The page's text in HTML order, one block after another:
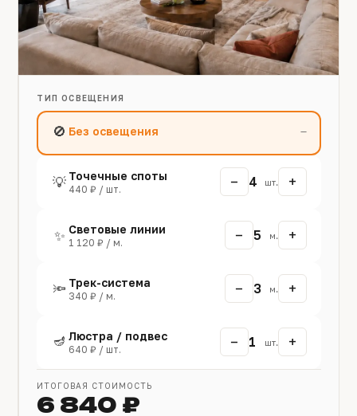
ТИП ОСВЕЩЕНИЯ
🚫 Без освещения —
💡 Точечные споты
440 ₽ / шт. − 4 шт. +
✨ Световые линии
1 120 ₽ / м. − 5 м. +
🔦 Трек-система
340 ₽ / м. − 3 м. +
🪔 Люстра / подвес
640 ₽ / шт. − 1 шт. +
ИТОГОВАЯ СТОИМОСТЬ
6 840 ₽